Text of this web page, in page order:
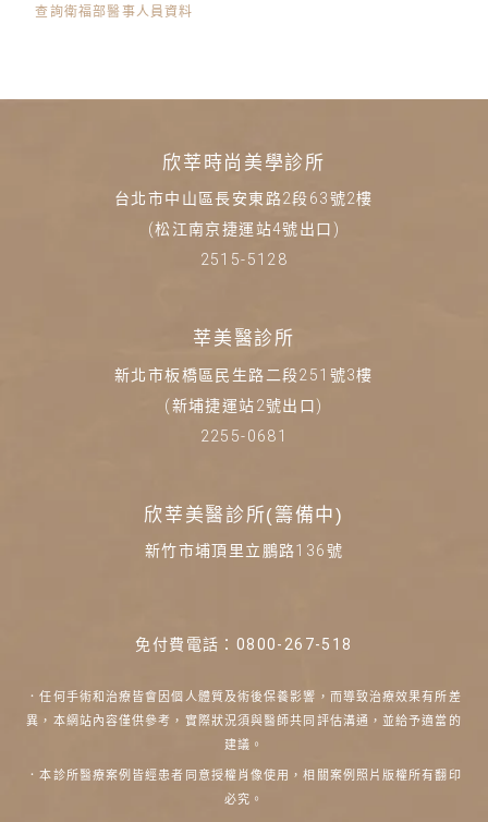
查詢衛福部醫事人員資料
免付費電話： 0800-267-518
．任何手術和治療皆會因個人體質及術後保養影響，而導致治療效果有所差
異，本網站內容僅供參考，實際狀況須與醫師共同評估溝通，並給予適當的
建議。
．本診所醫療案例皆經患者同意授權肖像使用，相關案例照片版權所有翻印
必究。
欣莘時尚美學診所
台北市中山區長安東路2段63號2樓
(松江南京捷運站4號出口)
2515-5128
莘美醫診所
新北市板橋區民生路二段251號3樓
(新埔捷運站2號出口)
2255-0681
欣莘美醫診所(籌備中)
新竹市埔頂里立鵬路136號